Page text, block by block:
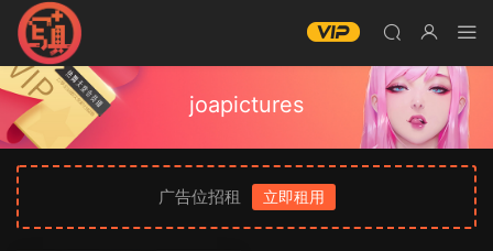
joapictures
广告位招租 立即租用